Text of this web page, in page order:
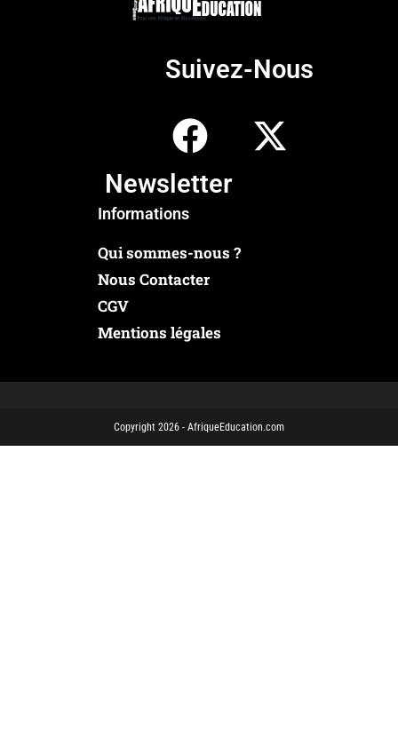
Suivez-Nous
Newsletter
Informations
Qui sommes-nous ?
Nous Contacter
CGV
Mentions légales
Copyright 2026 - AfriqueEducation.com